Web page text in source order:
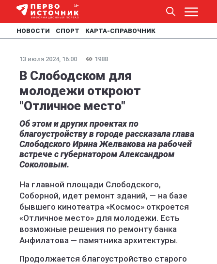
НОВОСТИ СПОРТ КАРТА-СПРАВОЧНИК
13 июля 2024, 16:00 1988
В Слободском для
молодежи откроют
"Отличное место"
Об этом и других проектах по
благоустройству в городе рассказала глава
Слободского Ирина Желвакова на рабочей
встрече с губернатором Александром
Соколовым.
На главной площади Слободского,
Соборной, идет ремонт зданий, — на базе
бывшего кинотеатра «Космос» откроется
«Отличное место» для молодежи. Есть
возможные решения по ремонту банка
Анфилатова — памятника архитектуры.
Продолжается благоустройство старого